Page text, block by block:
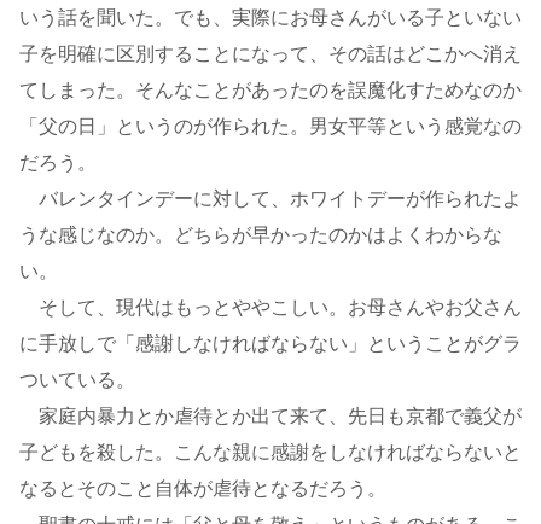
いう話を聞いた。でも、実際にお母さんがいる子といない
子を明確に区別することになって、その話はどこかへ消え
てしまった。そんなことがあったのを誤魔化すためなのか
「父の日」というのが作られた。男女平等という感覚なの
だろう。
バレンタインデーに対して、ホワイトデーが作られたよ
うな感じなのか。どちらが早かったのかはよくわからな
い。
そして、現代はもっとややこしい。お母さんやお父さん
に手放しで「感謝しなければならない」ということがグラ
ついている。
家庭内暴力とか虐待とか出て来て、先日も京都で義父が
子どもを殺した。こんな親に感謝をしなければならないと
なるとそのこと自体が虐待となるだろう。